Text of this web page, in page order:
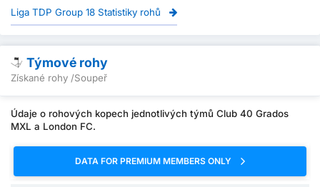
Liga TDP Group 18 Statistiky rohů
Týmové rohy
Získané rohy /Soupeř
Údaje o rohových kopech jednotlivých týmů Club 40 Grados
MXL a London FC.
DATA FOR PREMIUM MEMBERS ONLY